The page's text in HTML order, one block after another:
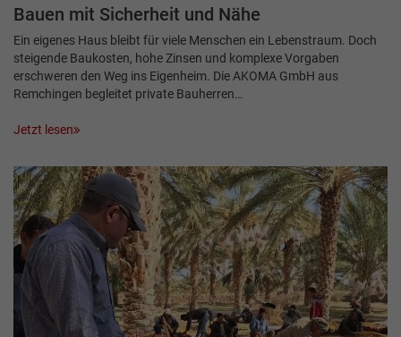
Bauen mit Sicherheit und Nähe
Ein eigenes Haus bleibt für viele Menschen ein Lebenstraum. Doch
steigende Baukosten, hohe Zinsen und komplexe Vorgaben
erschweren den Weg ins Eigenheim. Die AKOMA GmbH aus
Remchingen begleitet private Bauherren…
Jetzt lesen